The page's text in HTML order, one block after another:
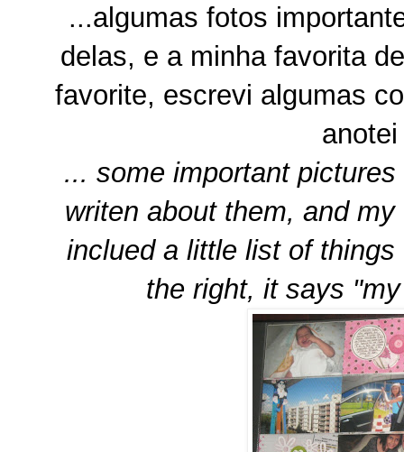
...algumas fotos
delas, e a minha favorita
favorite, escrevi algumas
... some important
writen about them, and
inclued a little list of
the right, it says